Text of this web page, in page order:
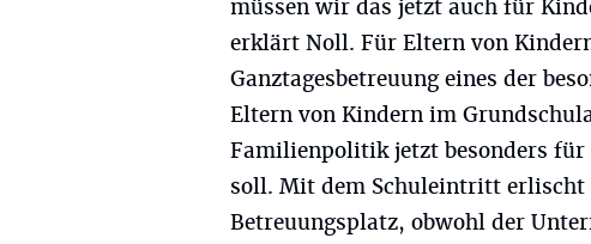
müssen wir das jetzt auch für
erklärt Noll. Für Eltern von
Ganztagesbetreuung eines der
Eltern von Kindern im
Familienpolitik jetzt besonders für
soll. Mit dem Schuleintritt erlischt
Betreuungsplatz, obwohl der